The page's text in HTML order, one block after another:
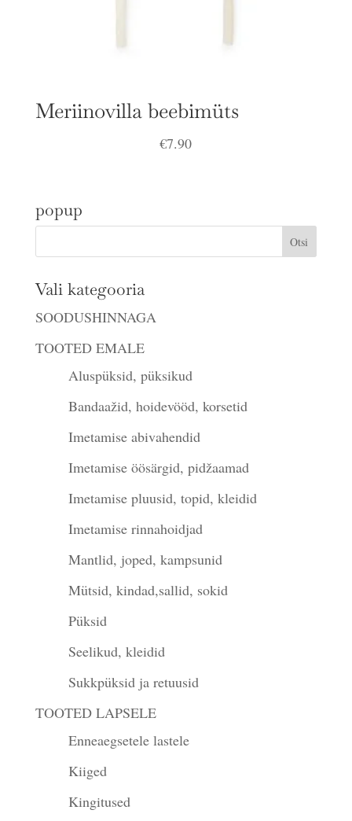
Meriinovilla beebimüts
€7.90
popup
Vali kategooria
SOODUSHINNAGA
TOOTED EMALE
Aluspüksid, püksikud
Bandaažid, hoidevööd, korsetid
Imetamise abivahendid
Imetamise öösärgid, pidžaamad
Imetamise pluusid, topid, kleidid
Imetamise rinnahoidjad
Mantlid, joped, kampsunid
Mütsid, kindad,sallid, sokid
Püksid
Seelikud, kleidid
Sukkpüksid ja retuusid
TOOTED LAPSELE
Enneaegsetele lastele
Kiiged
Kingitused